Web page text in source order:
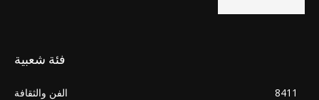
فئة شعبية
الفن والثقافة
8411